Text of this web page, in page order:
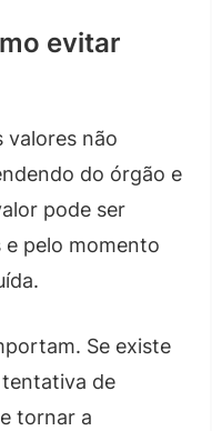
evitar
valores não
do órgão e
pode ser
pelo momento
Se existe
de
tornar a